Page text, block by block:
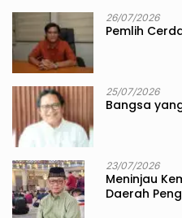
26/07/2026
Pemlih
25/07/2026
Bangsa
23/07/2026
Meninjau
Daerah